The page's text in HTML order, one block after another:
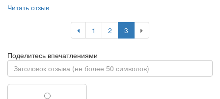
Читать отзыв
1 2 3
Поделитесь впечатлениями